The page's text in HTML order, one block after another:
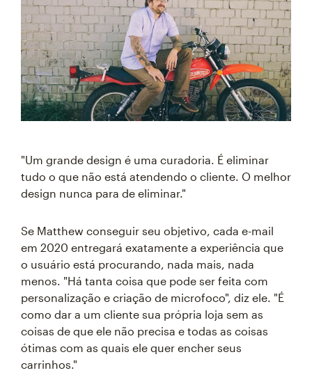
"Um grande design é uma curadoria. É eliminar
tudo o que não está atendendo o cliente. O melhor
design nunca para de eliminar."
Se Matthew conseguir seu objetivo, cada e-mail
em 2020 entregará exatamente a experiência que
o usuário está procurando, nada mais, nada
menos. "Há tanta coisa que pode ser feita com
personalização e criação de microfoco", diz ele. "É
como dar a um cliente sua própria loja sem as
coisas de que ele não precisa e todas as coisas
ótimas com as quais ele quer encher seus
carrinhos."